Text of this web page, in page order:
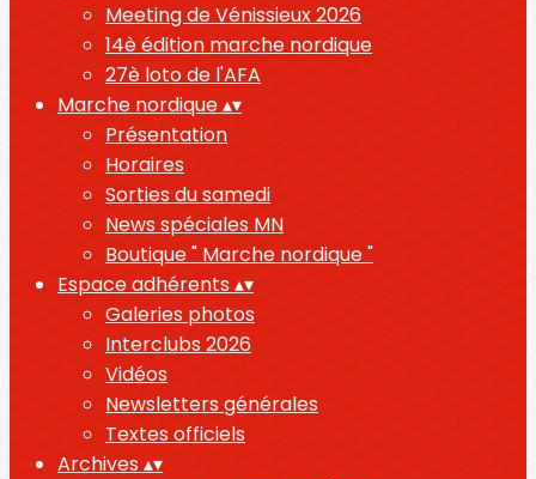
Meeting de Vénissieux 2026
14è édition marche nordique
27è loto de l'AFA
Marche nordique▴▾
Présentation
Horaires
Sorties du samedi
News spéciales MN
Boutique " Marche nordique "
Espace adhérents▴▾
Galeries photos
Interclubs 2026
Vidéos
Newsletters générales
Textes officiels
Archives▴▾